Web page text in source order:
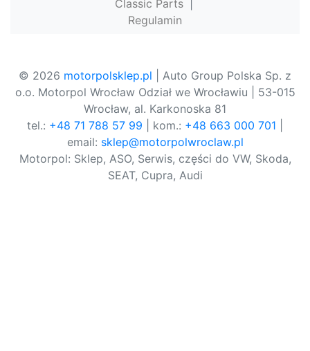
Classic Parts
Regulamin
© 2026 motorpolsklep.pl | Auto Group Polska Sp. z
o.o. Motorpol Wrocław Odział we Wrocławiu | 53-015
Wrocław, al. Karkonoska 81
tel.: +48 71 788 57 99 | kom.: +48 663 000 701
email: sklep@motorpolwroclaw.pl
Motorpol: Sklep, ASO, Serwis, części do VW, Skoda,
SEAT, Cupra, Audi